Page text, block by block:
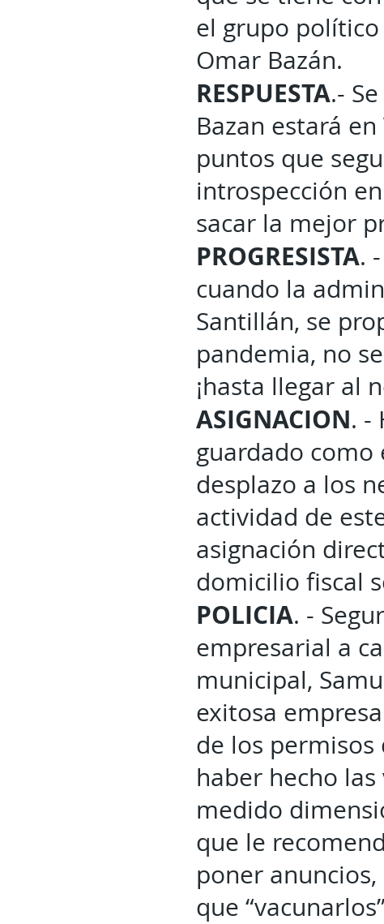
el grupo
Omar Bazán.
RESPUESTA.-
Bazan estará
puntos que
introspección
sacar la mejor
PROGRESISTA.
cuando la
Santillán, se
pandemia, no
¡hasta llegar al
ASIGNACION. -
guardado como
desplazo a los
actividad de
asignación
domicilio fiscal
POLICIA. -
empresarial a
municipal,
exitosa
de los
haber hecho
medido
que le
poner
que “vacunarlos”